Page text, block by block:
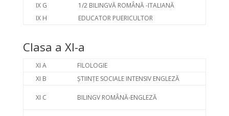
IX G
IX H
1/2 BILINGVĂ ROMÂNĂ -ITALIANĂ
EDUCATOR PUERICULTOR
Clasa a XI-a
XI A
FILOLOGIE
XI B
ȘTIINȚE SOCIALE INTENSIV ENGLEZĂ
XI C BILINGV ROMÂNĂ-ENGLEZĂ